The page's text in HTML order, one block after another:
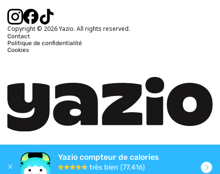
Calcul calories brûlées
Copyright © 2026 Yazio. All rights reserved.
Contact
Politique de confidentialité
Cookies
Yazio compteur de calories
très bien (77,416)